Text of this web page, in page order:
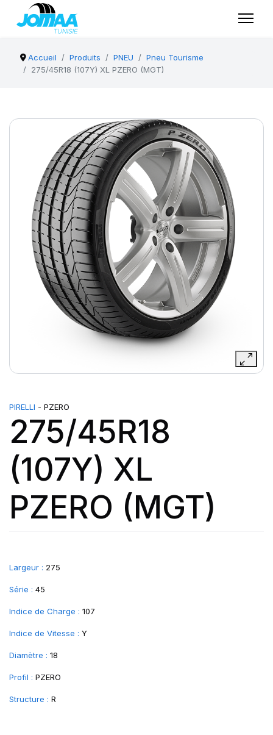
Accueil Produits PNEU
Pneu Tourisme
275/45R18 (107Y) XL PZERO (MGT)
PIRELLI - PZERO
275/45R18
(107Y) XL
PZERO (MGT)
Largeur : 275
Série : 45
Indice de Charge : 107
Indice de Vitesse : Y
Diamètre : 18
Profil : PZERO
Structure : R